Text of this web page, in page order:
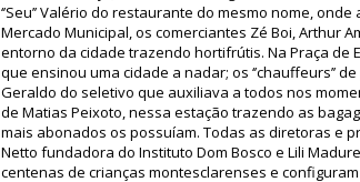
‘’Seu’’ Valério do restaurante do mesmo nome,
Mercado Municipal, os comerciantes Zé Boi, Arthur
entorno da cidade trazendo hortifrútis. Na Praça de
que ensinou uma cidade a nadar; os ‘’chauffeurs’’
Geraldo do seletivo que auxiliava a todos nos
de Matias Peixoto, nessa estação trazendo as
mais abonados os possuíam. Todas as diretoras e
Netto fundadora do Instituto Dom Bosco e Lili
centenas de crianças montesclarenses e